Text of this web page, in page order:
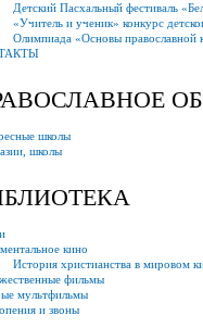
Детский Пасхальный фестиваль
«Учитель и ученик» конкурс
Олимпиада «Основы православной
школы
школы
кино
История христианства в мировом
фильмы
мультфильмы
и звоны